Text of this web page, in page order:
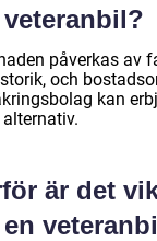
påverkas av
och
kan
är det